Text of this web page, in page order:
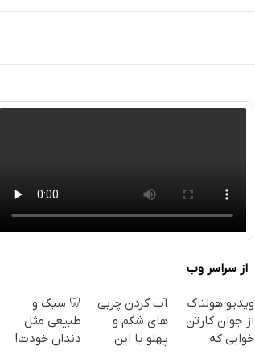
از سراسر وب
ویدیو هولناک
از جوان کارتن
خوابی که
آب کردن چربی
های شکم و
پهلو با این
🦷 سبک و
طبیعی مثل
دندان خودت!